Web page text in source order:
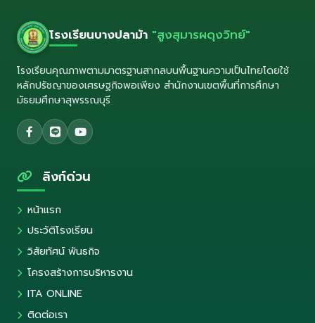
โรงเรียนบางปลาม้า "สูงสุมารผดุงวิทย์"
โรงเรียนคุณภาพตามมาตรฐานสากลบนพื้นฐานความเป็นไทยโดยใช้
หลักปรัชญาของเศรษฐกิจพอเพียง สำนักงานเขตพื้นที่การศึกษา
มัธยมศึกษาสุพรรณบุรี
ลิงก์ด่วน
หน้าแรก
ประวัติโรงเรียน
วิสัยทัศน์ พันธกิจ
โครงสร้างการบริหารงาน
ITA ONLINE
ติดต่อเรา